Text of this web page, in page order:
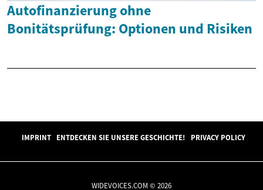
Autofinanzierung ohne
Bonitätsprüfung: Optionen und Risiken
IMPRINT ENTDECKEN SIE UNSERE GESCHICHTE! PRIVACY POLICY
WIDEVOICES.COM © 2026